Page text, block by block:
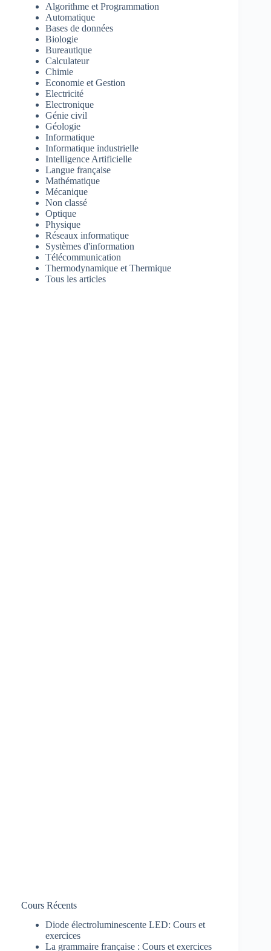
Algorithme et Programmation
Automatique
Bases de données
Biologie
Bureautique
Calculateur
Chimie
Economie et Gestion
Electricité
Electronique
Génie civil
Géologie
Informatique
Informatique industrielle
Intelligence Artificielle
Langue française
Mathématique
Mécanique
Non classé
Optique
Physique
Réseaux informatique
Systèmes d'information
Télécommunication
Thermodynamique et Thermique
Tous les articles
Cours Récents
Diode électroluminescente LED: Cours et
exercices
La grammaire française : Cours et exercices